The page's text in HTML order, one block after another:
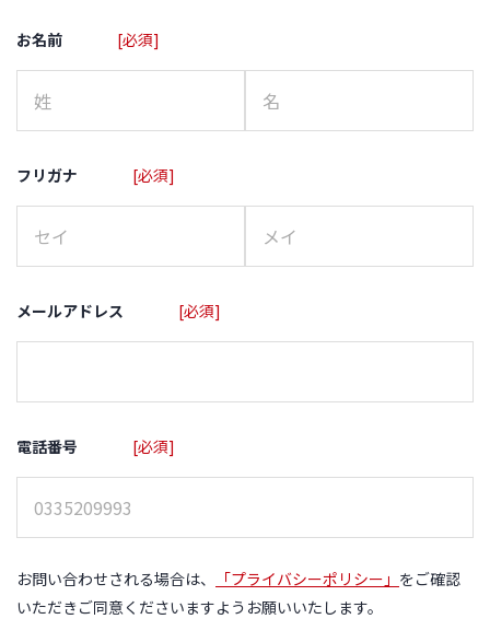
お名前 [必須]
フリガナ [必須]
メールアドレス [必須]
電話番号 [必須]
お問い合わせされる場合は、 「プライバシーポリシー」 をご確認
いただきご同意くださいますようお願いいたします。